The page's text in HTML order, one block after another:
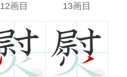
12画目 13画目